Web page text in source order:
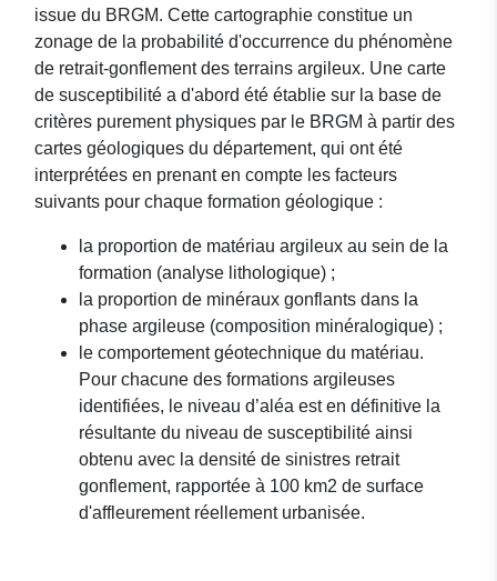
issue du BRGM. Cette cartographie constitue un
zonage de la probabilité d'occurrence du phénomène
de retrait-gonflement des terrains argileux. Une carte
de susceptibilité a d'abord été établie sur la base de
critères purement physiques par le BRGM à partir des
cartes géologiques du département, qui ont été
interprétées en prenant en compte les facteurs
suivants pour chaque formation géologique :
la proportion de matériau argileux au sein de la
formation (analyse lithologique) ;
la proportion de minéraux gonflants dans la
phase argileuse (composition minéralogique) ;
le comportement géotechnique du matériau.
Pour chacune des formations argileuses
identifiées, le niveau d’aléa est en définitive la
résultante du niveau de susceptibilité ainsi
obtenu avec la densité de sinistres retrait
gonflement, rapportée à 100 km2 de surface
d'affleurement réellement urbanisée.